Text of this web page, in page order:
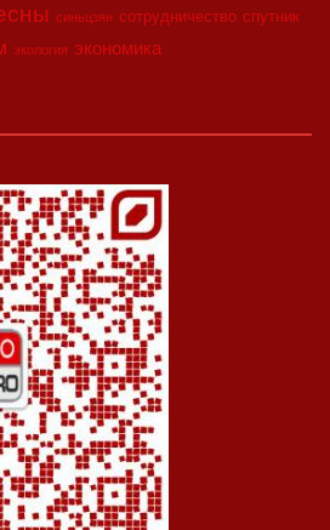
синьцзян сотрудничество спутник
экология экономика